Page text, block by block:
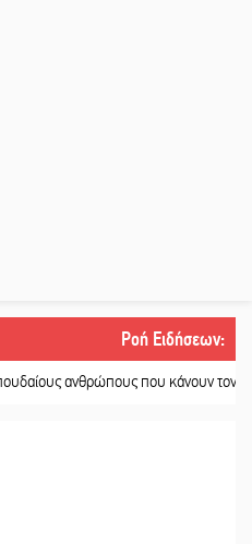
Ροή Ειδήσεων:
ανθρώπους που κάνουν τον κόσμο